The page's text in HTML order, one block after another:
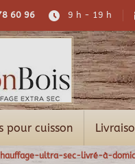
60 96 9 h - 19 h
pour cuisson
ultra-sec-livré-à-